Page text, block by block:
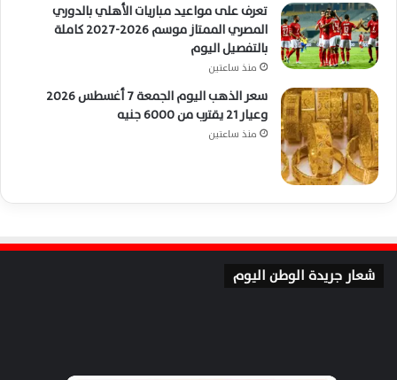
تعرف على مواعيد مباريات الأهلي بالدوري
المصري الممتاز موسم 2026-2027 كاملة
بالتفصيل اليوم
منذ ساعتين
سعر الذهب اليوم الجمعة 7 أغسطس 2026
وعيار 21 يقترب من 6000 جنيه
منذ ساعتين
شعار جريدة الوطن اليوم